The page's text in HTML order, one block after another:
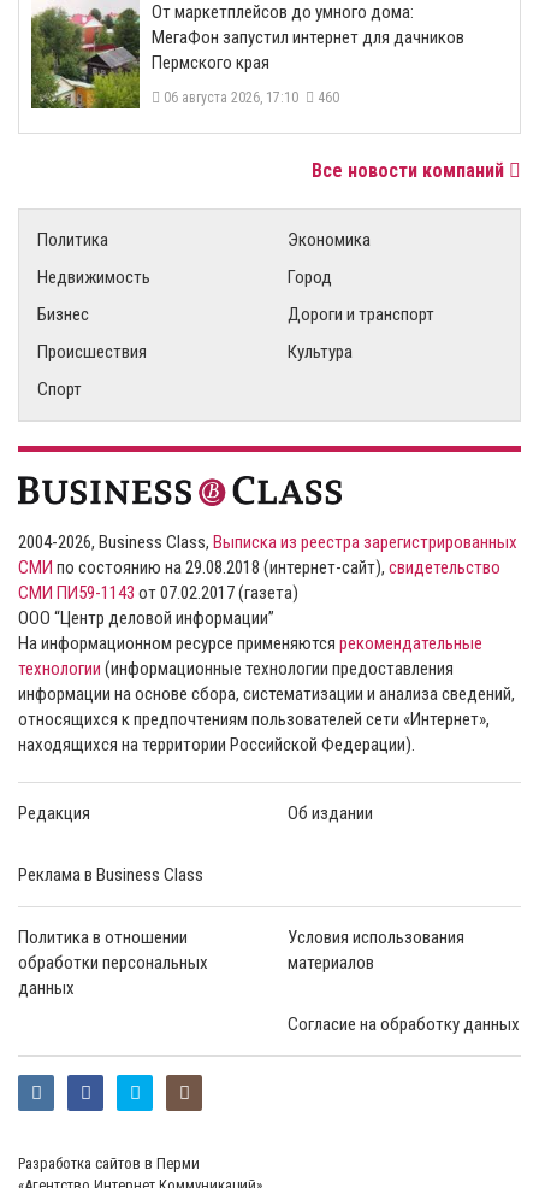
От маркетплейсов до умного дома:
МегаФон запустил интернет для дачников
Пермского края
06 августа 2026, 17:10 460
Все новости компаний
Политика
Экономика
Недвижимость
Город
Бизнес
Дороги и транспорт
Происшествия
Культура
Спорт
2004-2026, Business Class, Выписка из реестра зарегистрированных
СМИ по состоянию на 29.08.2018 (интернет-сайт), свидетельство
СМИ ПИ59-1143 от 07.02.2017 (газета)
ООО “Центр деловой информации”
На информационном ресурсе применяются рекомендательные
технологии (информационные технологии предоставления
информации на основе сбора, систематизации и анализа сведений,
относящихся к предпочтениям пользователей сети «Интернет»,
находящихся на территории Российской Федерации).
Редакция Об издании
Реклама в Business Class
Политика в отношении
обработки персональных
данных
Условия использования
материалов
Согласие на обработку данных
Разработка сайтов в Перми